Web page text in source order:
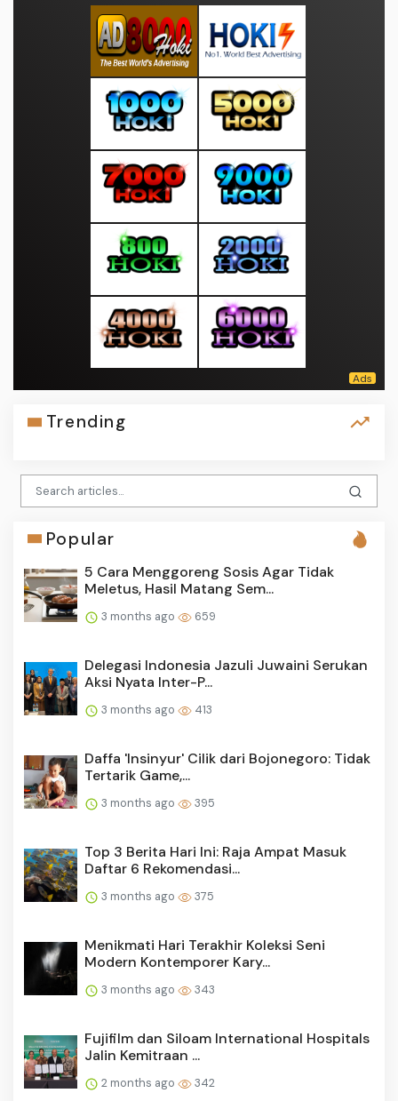
Trending
Popular
5 Cara Menggoreng Sosis Agar Tidak
Meletus, Hasil Matang Sem...
3 months ago 659
Delegasi Indonesia Jazuli Juwaini Serukan
Aksi Nyata Inter-P...
3 months ago 413
Daffa 'Insinyur' Cilik dari Bojonegoro: Tidak
Tertarik Game,...
3 months ago 395
Top 3 Berita Hari Ini: Raja Ampat Masuk
Daftar 6 Rekomendasi...
3 months ago 375
Menikmati Hari Terakhir Koleksi Seni
Modern Kontemporer Kary...
3 months ago 343
Fujifilm dan Siloam International Hospitals
Jalin Kemitraan ...
2 months ago 342